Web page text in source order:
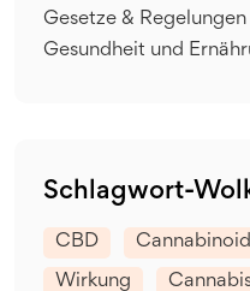
Gesetze & Regelungen
Gesundheit und
Schlagwort-
CBD
Wirkung